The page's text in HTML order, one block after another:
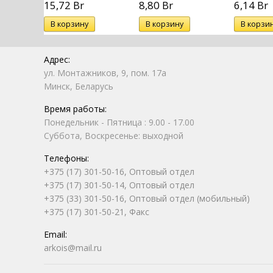
15,72 Br 8,80 Br 6,14 Br
Адрес:
ул. Монтажников, 9, пом. 17а
Минск, Беларусь
Время работы:
Понедельник - Пятница : 9.00 - 17.00
Суббота, Воскресенье: выходной
Телефоны:
+375 (17) 301-50-16, Оптовый отдел
+375 (17) 301-50-14, Оптовый отдел
+375 (33) 301-50-16, Оптовый отдел (мобильный)
+375 (17) 301-50-21, Факс
Email:
arkois@mail.ru